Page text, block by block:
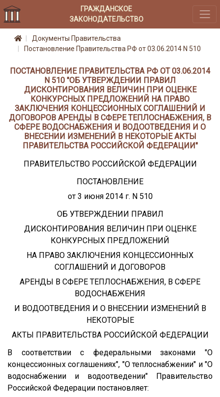
ГРАЖДАНСКОЕ
ЗАКОНОДАТЕЛЬСТВО
Документы Правительства
Постановление Правительства РФ от 03.06.2014 N 510
ПОСТАНОВЛЕНИЕ ПРАВИТЕЛЬСТВА РФ ОТ 03.06.2014
N 510 "ОБ УТВЕРЖДЕНИИ ПРАВИЛ
ДИСКОНТИРОВАНИЯ ВЕЛИЧИН ПРИ ОЦЕНКЕ
КОНКУРСНЫХ ПРЕДЛОЖЕНИЙ НА ПРАВО
ЗАКЛЮЧЕНИЯ КОНЦЕССИОННЫХ СОГЛАШЕНИЙ И
ДОГОВОРОВ АРЕНДЫ В СФЕРЕ ТЕПЛОСНАБЖЕНИЯ, В
СФЕРЕ ВОДОСНАБЖЕНИЯ И ВОДООТВЕДЕНИЯ И О
ВНЕСЕНИИ ИЗМЕНЕНИЙ В НЕКОТОРЫЕ АКТЫ
ПРАВИТЕЛЬСТВА РОССИЙСКОЙ ФЕДЕРАЦИИ"
ПРАВИТЕЛЬСТВО РОССИЙСКОЙ ФЕДЕРАЦИИ
ПОСТАНОВЛЕНИЕ
от 3 июня 2014 г. N 510
ОБ УТВЕРЖДЕНИИ ПРАВИЛ
ДИСКОНТИРОВАНИЯ ВЕЛИЧИН ПРИ ОЦЕНКЕ
КОНКУРСНЫХ ПРЕДЛОЖЕНИЙ
НА ПРАВО ЗАКЛЮЧЕНИЯ КОНЦЕССИОННЫХ
СОГЛАШЕНИЙ И ДОГОВОРОВ
АРЕНДЫ В СФЕРЕ ТЕПЛОСНАБЖЕНИЯ, В СФЕРЕ
ВОДОСНАБЖЕНИЯ
И ВОДООТВЕДЕНИЯ И О ВНЕСЕНИИ ИЗМЕНЕНИЙ В
НЕКОТОРЫЕ
АКТЫ ПРАВИТЕЛЬСТВА РОССИЙСКОЙ ФЕДЕРАЦИИ
В соответствии с федеральными законами "О
концессионных соглашениях", "О теплоснабжении" и "О
водоснабжении и водоотведении" Правительство
Российской Федерации постановляет: